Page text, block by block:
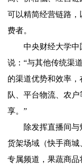
可以精简经营链路
费者。
中央财经大学中
说：“与其他传统渠
的渠道优势和效率
队、平台物流、农
享。”
除发挥直播间
货架场域（快手商
专属频道，果蔬商